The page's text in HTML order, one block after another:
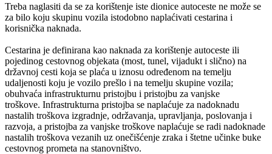
Treba naglasiti da se za korištenje iste dionice autoceste ne može se
za bilo koju skupinu vozila istodobno naplaćivati cestarina i
korisnička naknada.
Cestarina je definirana kao naknada za korištenje autoceste ili
pojedinog cestovnog objekata (most, tunel, vijadukt i slično) na
državnoj cesti koja se plaća u iznosu određenom na temelju
udaljenosti koju je vozilo prešlo i na temelju skupine vozila;
obuhvaća infrastrukturnu pristojbu i pristojbu za vanjske
troškove. Infrastrukturna pristojba se naplaćuje za nadoknadu
nastalih troškova izgradnje, održavanja, upravljanja, poslovanja i
razvoja, a pristojba za vanjske troškove naplaćuje se radi nadoknade
nastalih troškova vezanih uz onečišćenje zraka i štetne učinke buke
cestovnog prometa na stanovništvo.